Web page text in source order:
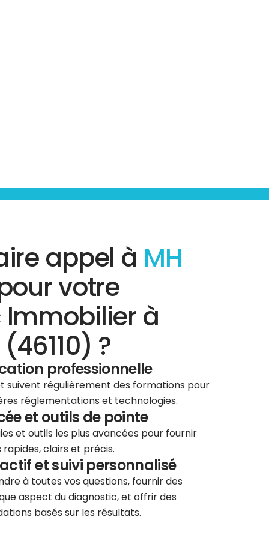
appel à MH
votre
à
?
professionnelle
suivent régulièrement des formations pour
réglementations et technologies.
et outils de pointe
et outils les plus avancées pour fournir
clairs et précis.
et suivi personnalisé
à toutes vos questions, fournir des
aspect du diagnostic, et offrir des
basés sur les résultats.